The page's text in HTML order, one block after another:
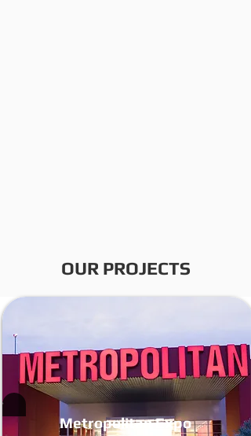
OUR PROJECTS
Metropolitan Expo